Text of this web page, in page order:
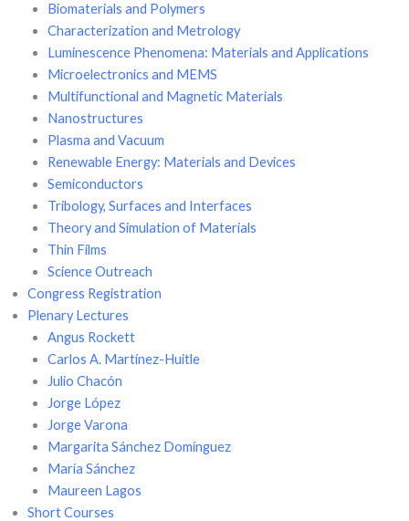
Biomaterials and Polymers
Characterization and Metrology
Luminescence Phenomena: Materials and Applications
Microelectronics and MEMS
Multifunctional and Magnetic Materials
Nanostructures
Plasma and Vacuum
Renewable Energy: Materials and Devices
Semiconductors
Tribology, Surfaces and Interfaces
Theory and Simulation of Materials
Thin Films
Science Outreach
Congress Registration
Plenary Lectures
Angus Rockett
Carlos A. Martínez-Huitle
Julio Chacón
Jorge López
Jorge Varona
Margarita Sánchez Domínguez
María Sánchez
Maureen Lagos
Short Courses